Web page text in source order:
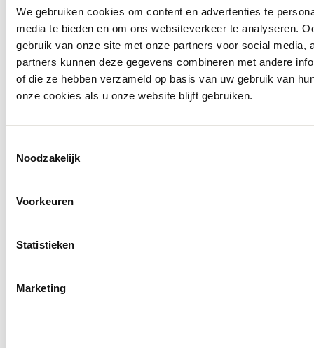
We gebruiken cookies om content en advertenties te
media te bieden en om ons websiteverkeer te analyseren.
gebruik van onze site met onze partners voor social media,
partners kunnen deze gegevens combineren met andere
of die ze hebben verzameld op basis van uw gebruik van
onze cookies als u onze website blijft gebruiken.
Noodzakelijk
Voorkeuren
Statistieken
Marketing
Molenkade 254271 AE Dussen